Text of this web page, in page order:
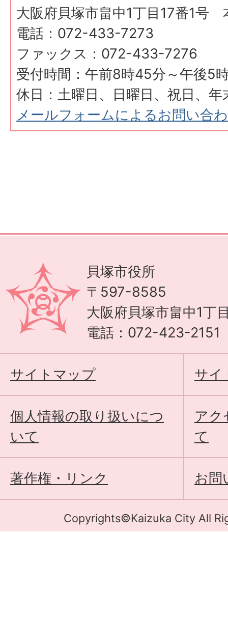
大阪府貝塚市畠中1丁目17番1号
電話：072-433-7273
ファックス：072-433-7276
受付時間：午前8時45分～午後5
休日：土曜日、日曜日、祝日、年
メールフォームによるお問い合
貝塚市役所
〒597-8585
大阪府貝塚市畠中1丁
電話：072-423-2151
サイトマップ サイ
個人情報の取り扱いにつ
いて
アク
て
著作権・リンク お問
Copyrights©Kaizuka City All